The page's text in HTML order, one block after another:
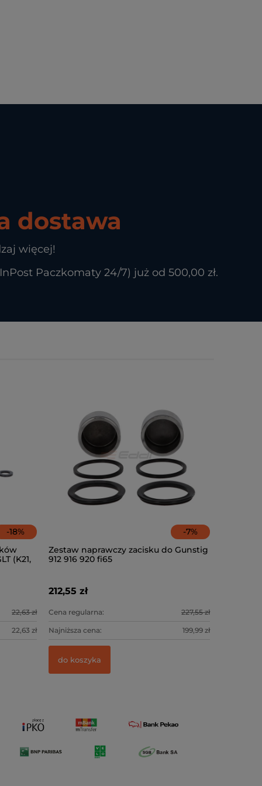
dostawa
więcej!
Paczkomaty 24/7) już od 500,00 zł.
-18%
(K21,
22,63 zł
22,63 zł
-7%
Zestaw naprawczy zacisku do Gunstig
912 916 920 fi65
212,55 zł
Cena regularna: 227,55 zł
Najniższa cena: 199,99 zł
do koszyka